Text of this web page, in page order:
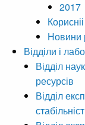
2017
Новини
Відділи і
Відділ
ресурсів
Відділ